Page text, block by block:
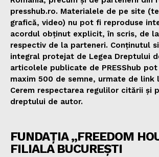
presshub.ro. Materialele de pe site
grafică, video) nu pot fi reproduse
acordul obținut explicit, în scris, de la
respectiv de la parteneri. Conținutul
integral protejat de Legea Dreptului
articolele publicate de PRESShub
maxim 500 de semne, urmate de link
Cerem respectarea regulilor citării și
dreptului de autor.
FUNDAȚIA „FREEDOM
FILIALA BUCUREȘTI